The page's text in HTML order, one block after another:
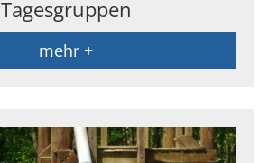
Tagesgruppen
mehr +